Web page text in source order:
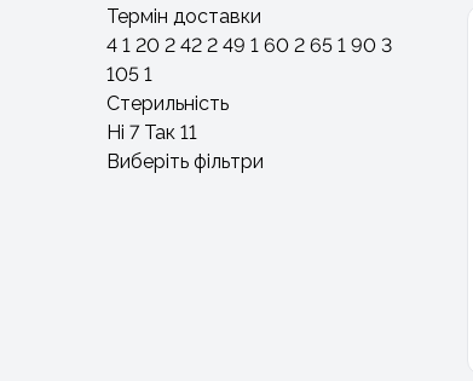
Термін доставки
4 1 20 2 42 2 49 1 60 2 65 1 90 3
105 1
Стерильність
Ні 7 Так 11
Виберіть фільтри